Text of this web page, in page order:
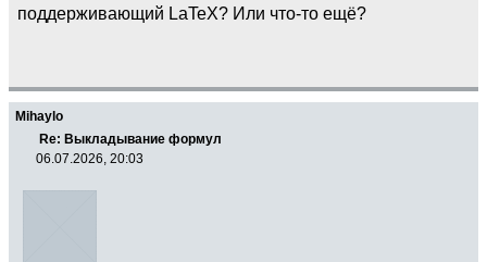
поддерживающий LaTeX? Или что-то ещё?
Mihaylo
Re: Выкладывание формул
06.07.2026, 20:03